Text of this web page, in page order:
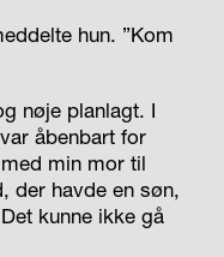
hun. ”Kom
nøje planlagt. I
åbenbart for
min mor til
der havde en søn,
kunne ikke gå